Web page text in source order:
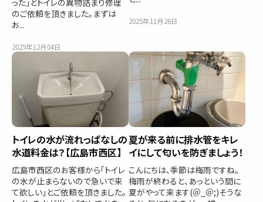
った」とトイレの異物詰まり修理
のご依頼を頂きました。まずは
お...
2025年12月04日
2025年11月26日
トイレの水が流れっぱなしの
水道料金は？【広島市西区】
広島市西区のお客様から「トイレ
の水が止まらないので急いで来
て欲しい」とご依頼を頂きました。
夏が来る前に排水管をキレ
イにして匂いを防ぎましょう！
こんにちは、季節は梅雨ですね。
梅雨が終わると、あっという間に
夏がやって来ます(＠_＠;)そうな